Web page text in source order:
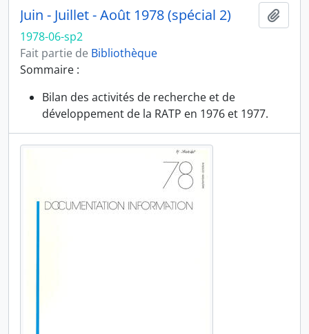
Juin - Juillet - Août 1978 (spécial 2)
1978-06-sp2
Fait partie de Bibliothèque
Sommaire :
Bilan des activités de recherche et de
développement de la RATP en 1976 et 1977.